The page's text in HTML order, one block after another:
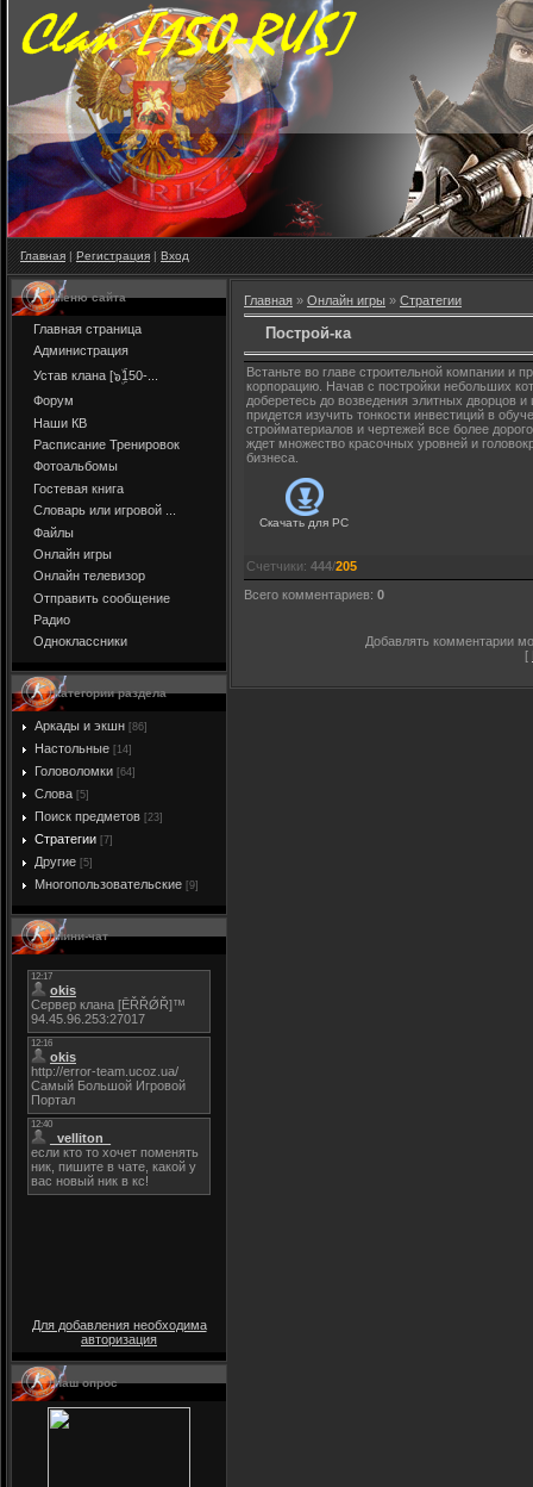
Главная |Регистрация|Вход
Меню сайта
Главная страница
Администрация
Устав клана [๖ۣۜ150-...
Форум
Наши КВ
Расписание Тренировок
Фотоальбомы
Гостевая книга
Словарь или игровой ...
Файлы
Онлайн игры
Онлайн телевизор
Отправить сообщение
Радио
Одноклассники
Категории раздела
Аркады и экшн [86]
Настольные [14]
Головоломки [64]
Слова [5]
Поиск предметов [23]
Стратегии [7]
Другие [5]
Многопользовательские [9]
Мини-чат
Для добавления необходима
авторизация
Наш опрос
Главная » Онлайн игры » Стратегии
Построй-ка
Встаньте во главе строительной компании и
корпорацию. Начав с постройки небольших
доберетесь до возведения элитных дворцов
придется изучить тонкости инвестиций в
стройматериалов и чертежей все более
ждет множество красочных уровней и
бизнеса.
Скачать для PC
Счетчики: 444/205
Всего комментариев: 0
Добавлять комментарии
[